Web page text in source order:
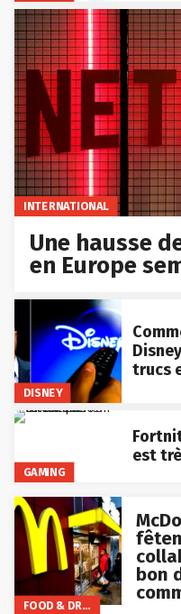
INTERNATIONAL
Une hausse
en Europe
DISNEY
trucs
GAMING
est
FOOD & DRINKS
bon